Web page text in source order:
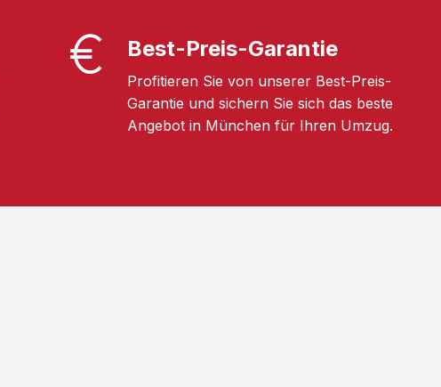
Best-Preis-Garantie
Profitieren Sie von unserer Best-Preis-
Garantie und sichern Sie sich das beste
Angebot in München für Ihren Umzug.